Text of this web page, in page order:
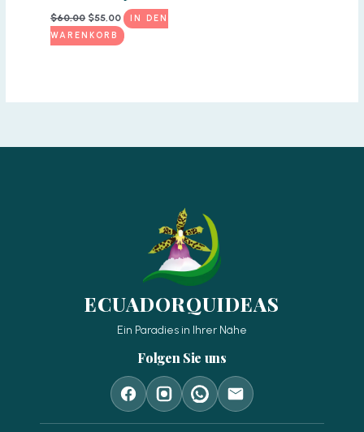
$60,00 Ursprünglicher
Preis
war:
$55,00Aktueller
Preis
ist:
IN DEN
WARENKORB
ECUADORQUIDEAS
Ein Paradies in Ihrer Nähe
Folgen Sie uns